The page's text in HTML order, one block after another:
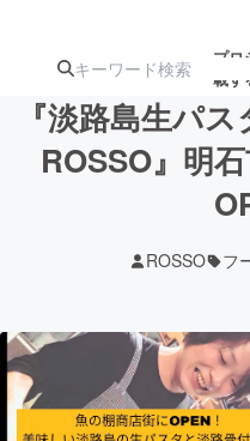
プロ
載す
注目の新
テクノロジー・
『淡路島生パ
ROSSO』明
ROSSO フ